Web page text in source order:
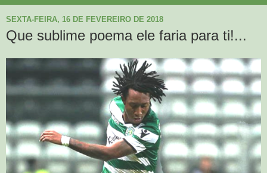
SEXTA-FEIRA, 16 DE FEVEREIRO DE 2018
Que sublime poema ele faria para ti!...